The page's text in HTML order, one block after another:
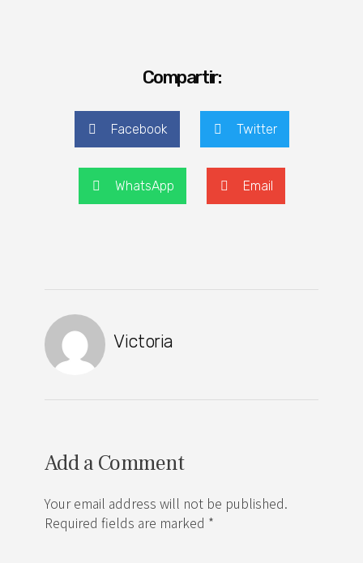
Compartir:
Facebook Twitter
WhatsApp Email
Victoria
Add a Comment
Your email address will not be published.
Required fields are marked *